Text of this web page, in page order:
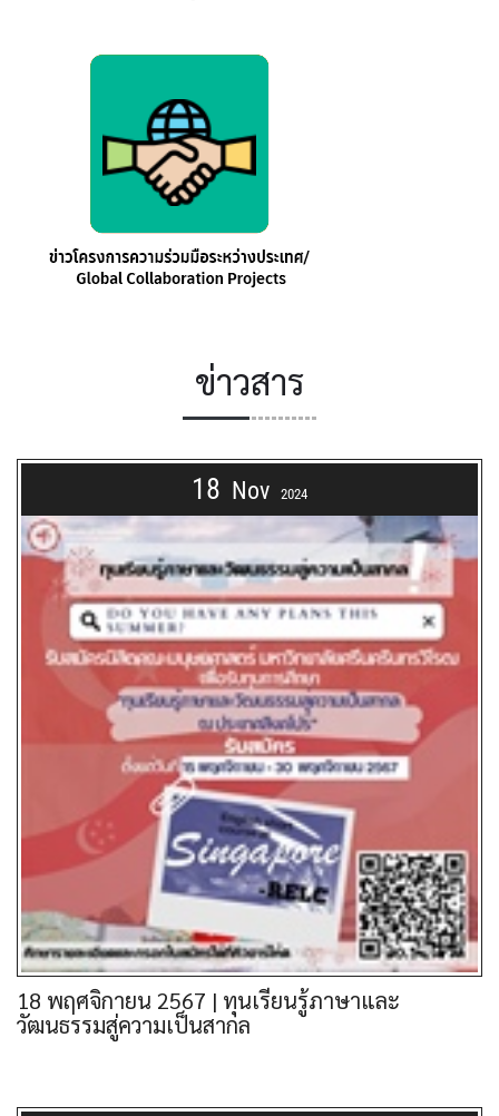
ข่าวสาร
18 Nov 2024
18 พฤศจิกายน 2567 | ทุนเรียนรู้ภาษาและ
วัฒนธรรมสู่ความเป็นสากล